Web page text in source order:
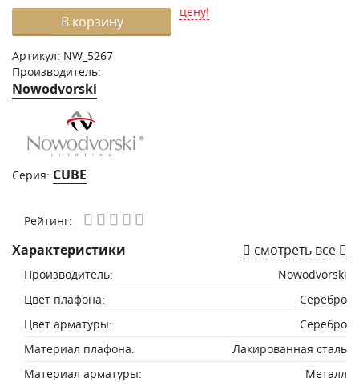
В корзину
Артикул: NW_5267
Производитель:
Nowodvorski
Серия: CUBE
цену!
Рейтинг:
Характеристики смотреть все
Производитель:
Nowodvorski
Цвет плафона:
Серебро
Цвет арматуры:
Серебро
Материал плафона:
Лакированная сталь
Материал арматуры:
Металл